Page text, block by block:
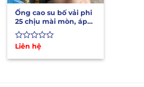
Ống cao su bố vải phi
25 chịu mài mòn, áp
lực cao ( 3, 5, 7 lớp bố)
Được
hạng
Liên hệ